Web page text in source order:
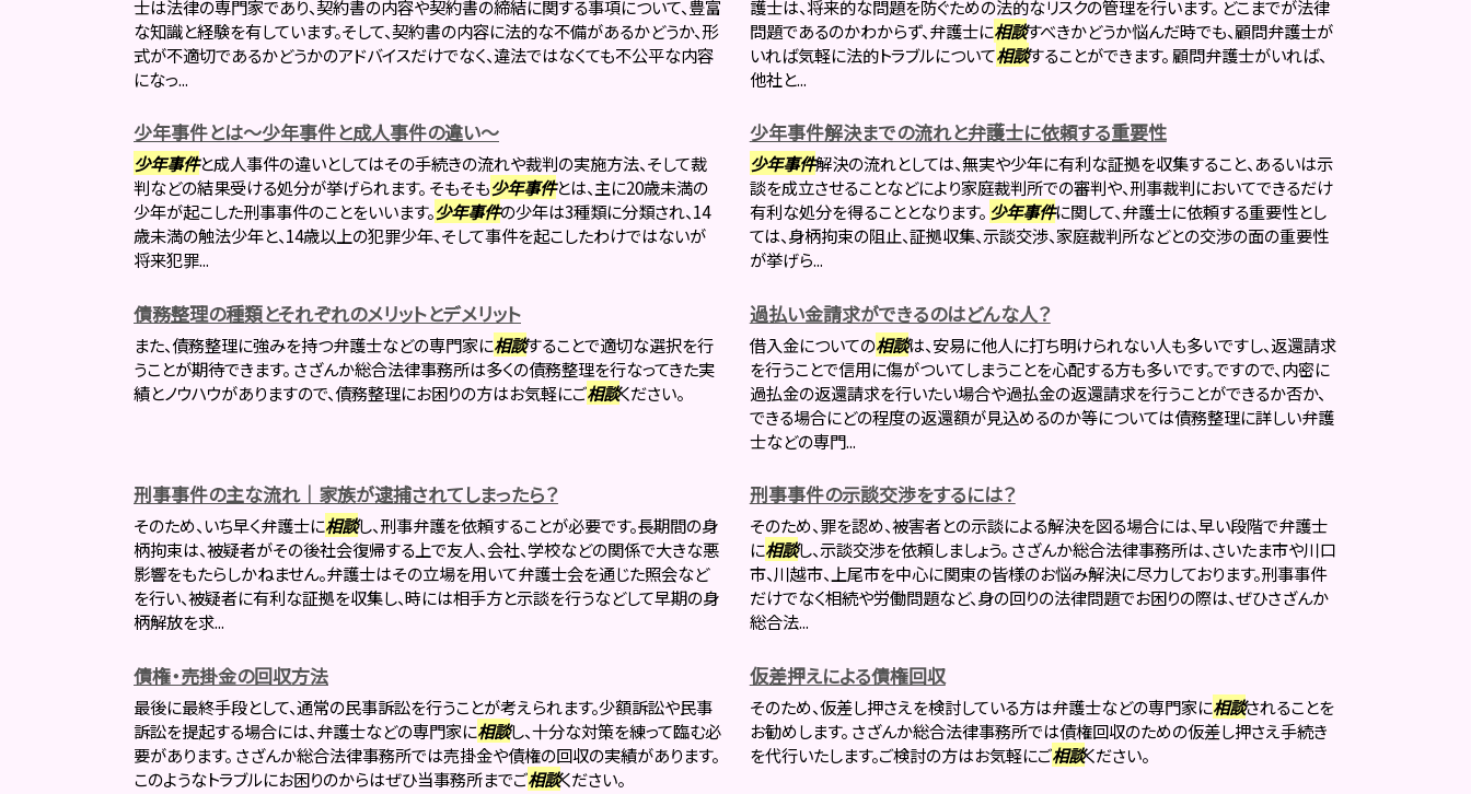
士は法律の専門家であり、契約書の内容や契約書の締結に関する事項について、豊富
な知識と経験を有しています。そして、契約書の内容に法的な不備があるかどうか、形
式が不適切であるかどうかのアドバイスだけでなく、違法ではなくても不公平な内容
になっ...
護士は、将来的な問題を防ぐための法的なリスクの管理を行います。 どこまでが法律
問題であるのかわからず、弁護士に相談すべきかどうか悩んだ時でも、顧問弁護士が
いれば気軽に法的トラブルについて相談することができます。 顧問弁護士がいれば、
他社と...
少年事件とは～少年事件と成人事件の違い～
少年事件と成人事件の違いとしてはその手続きの流れや裁判の実施方法、そして裁
判などの結果受ける処分が挙げられます。 そもそも少年事件とは、主に20歳未満の
少年が起こした刑事事件のことをいいます。少年事件の少年は3種類に分類され、14
歳未満の触法少年と、14歳以上の犯罪少年、そして事件を起こしたわけではないが
将来犯罪...
少年事件解決までの流れと弁護士に依頼する重要性
少年事件解決の流れとしては、無実や少年に有利な証拠を収集すること、あるいは示
談を成立させることなどにより家庭裁判所での審判や、刑事裁判においてできるだけ
有利な処分を得ることとなります。 少年事件に関して、弁護士に依頼する重要性とし
ては、身柄拘束の阻止、証拠収集、示談交渉、家庭裁判所などとの交渉の面の重要性
が挙げら...
債務整理の種類とそれぞれのメリットとデメリット
また、債務整理に強みを持つ弁護士などの専門家に相談することで適切な選択を行
うことが期待できます。 さざんか総合法律事務所は多くの債務整理を行なってきた実
績とノウハウがありますので、債務整理にお困りの方はお気軽にご相談ください。
過払い金請求ができるのはどんな人？
借入金についての相談は、安易に他人に打ち明けられない人も多いですし、返還請求
を行うことで信用に傷がついてしまうことを心配する方も多いです。ですので、内密に
過払金の返還請求を行いたい場合や過払金の返還請求を行うことができるか否か、
できる場合にどの程度の返還額が見込めるのか等については債務整理に詳しい弁護
士などの専門...
刑事事件の主な流れ｜家族が逮捕されてしまったら？
そのため、いち早く弁護士に相談し、刑事弁護を依頼することが必要です。長期間の身
柄拘束は、被疑者がその後社会復帰する上で友人、会社、学校などの関係で大きな悪
影響をもたらしかねません。弁護士はその立場を用いて弁護士会を通じた照会など
を行い、被疑者に有利な証拠を収集し、時には相手方と示談を行うなどして早期の身
柄解放を求...
刑事事件の示談交渉をするには？
そのため、罪を認め、被害者との示談による解決を図る場合には、早い段階で弁護士
に相談し、示談交渉を依頼しましょう。 さざんか総合法律事務所は、さいたま市や川口
市、川越市、上尾市を中心に関東の皆様のお悩み解決に尽力しております。刑事事件
だけでなく相続や労働問題など、身の回りの法律問題でお困りの際は、ぜひさざんか
総合法...
債権・売掛金の回収方法
最後に最終手段として、通常の民事訴訟を行うことが考えられます。少額訴訟や民事
訴訟を提起する場合には、弁護士などの専門家に相談し、十分な対策を練って臨む必
要があります。 さざんか総合法律事務所では売掛金や債権の回収の実績があります。
このようなトラブルにお困りのからはぜひ当事務所までご相談ください。
仮差押えによる債権回収
そのため、仮差し押さえを検討している方は弁護士などの専門家に相談されることを
お勧めします。 さざんか総合法律事務所では債権回収のための仮差し押さえ手続き
を代行いたします。ご検討の方はお気軽にご相談ください。